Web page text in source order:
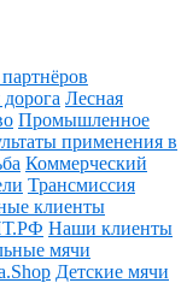
Лесная
Промышленное
применения в
Коммерческий
Трансмиссия
клиенты
Наши клиенты
мячи
Детские мячи